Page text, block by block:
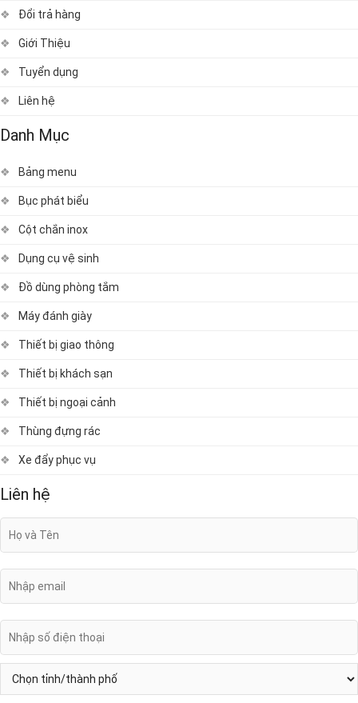
Đổi trả hàng
Giới Thiệu
Tuyển dụng
Liên hệ
Danh Mục
Bảng menu
Bục phát biểu
Cột chắn inox
Dụng cụ vệ sinh
Đồ dùng phòng tắm
Máy đánh giày
Thiết bị giao thông
Thiết bị khách sạn
Thiết bị ngoại cảnh
Thùng đựng rác
Xe đẩy phục vụ
Liên hệ